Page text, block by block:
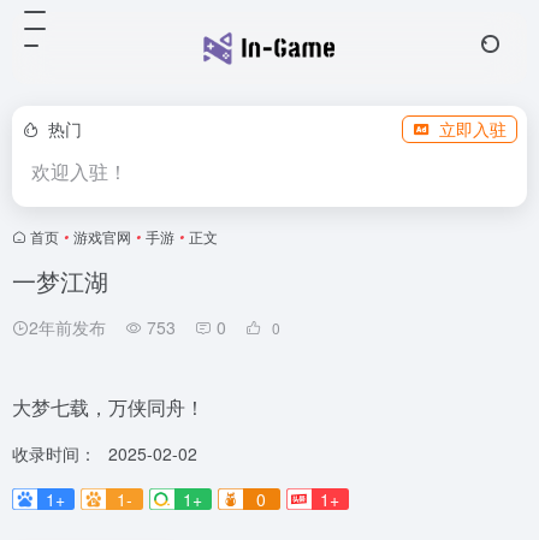
热门 立即入驻
欢迎入驻！
首页 • 游戏官网 • 手游 • 正文
一梦江湖
2年前发布 753 0 0
大梦七载，万侠同舟！
收录时间：
2025-02-02
1+
1- 1+ 0 1+